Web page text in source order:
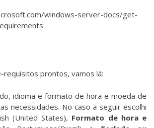
windows-server-docs/get-
requisitos prontos, vamos lá:
idioma e formato de hora e moeda de
necessidades. No caso a seguir escolhi
(United States), Formato de hora e